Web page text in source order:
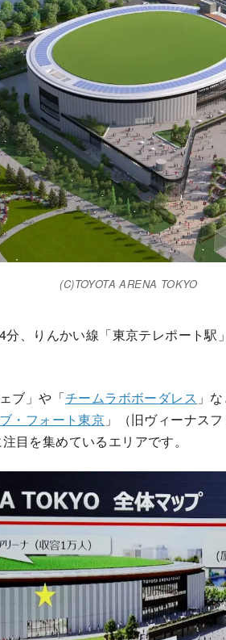
(C)TOYOTA ARENA TOKYO
、りんかい線「東京テレポート駅
ブ」や「チームラボボーダレス 」
・フォート東京 」（旧ヴィーナス
目を集めているエリアです。